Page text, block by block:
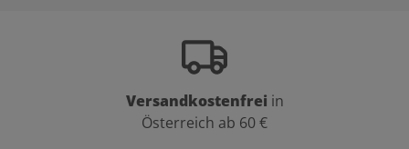
Versandkostenfrei in
Österreich ab 60 €